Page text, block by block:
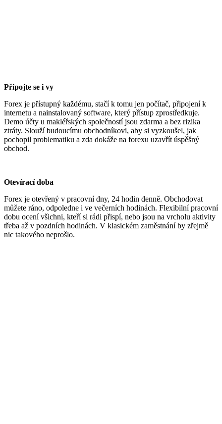
Připojte se i vy
Forex je přístupný každému, stačí k tomu jen počítač, připojení k
internetu a nainstalovaný software, který přístup zprostředkuje.
Demo účty u makléřských společností jsou zdarma a bez rizika
ztráty. Slouží budoucímu obchodníkovi, aby si vyzkoušel, jak
pochopil problematiku a zda dokáže na forexu uzavřít úspěšný
obchod.
Otevírací doba
Forex je otevřený v pracovní dny, 24 hodin denně. Obchodovat
můžete ráno, odpoledne i ve večerních hodinách. Flexibilní pracovní
dobu ocení všichni, kteří si rádi přispí, nebo jsou na vrcholu aktivity
třeba až v pozdních hodinách. V klasickém zaměstnání by zřejmě
nic takového neprošlo.